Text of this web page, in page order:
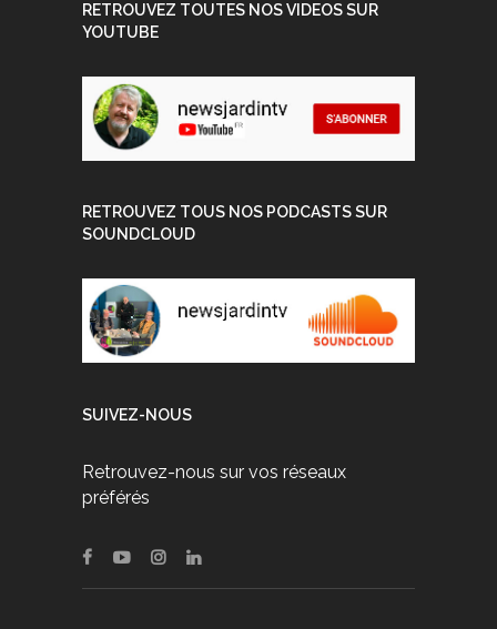
RETROUVEZ TOUTES NOS VIDEOS SUR
YOUTUBE
RETROUVEZ TOUS NOS PODCASTS SUR
SOUNDCLOUD
SUIVEZ-NOUS
Retrouvez-nous sur vos réseaux
préférés